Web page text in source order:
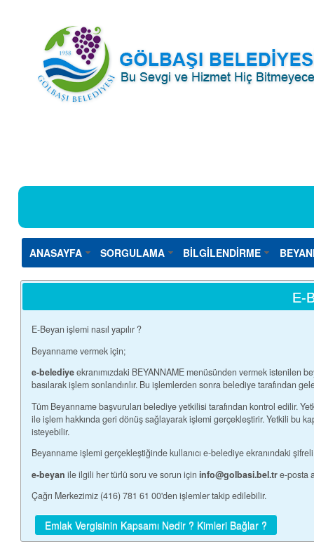
ANASAYFA SORGULAMA BİLGİLENDİRME
E-
E-Beyan işlemi nasıl yapılır ?
Beyanname vermek için;
e-belediyeekranımızdaki BEYANNAME menüsünden vermek istenilen beyan türü (Emlak, ÇTV, İlan Reklam) seçilerek gelen form eksiksiz doldurulur ve gönder butonuna
Tüm Beyanname başvuruları belediye yetkilisi tarafından kontrol edilir. Yetkili başvurulara ait bilgiler ışığında gerekli işlemleri yapar. Gerek gördüğünde Telefon yada e-posta yolu
ile işlem hakkında geri dönüş sağlayarak işlemi gerçekleştirir. Yetkili bu kapsamda bazı evraklara ihtiyaç duyabilir. Gerektiğinde posta, faks veya e-posta yolu ile gerekli belgeleri
isteyebilir.
e-beyan ile ilgili her türlü soru ve sorun için info@golbasi.bel.tre-posta
Çağrı Merkezimiz (416) 781 61 00'den işlemler takip edilebilir.
Emlak Vergisinin Kapsamı Nedir ? Kimleri Bağlar ?